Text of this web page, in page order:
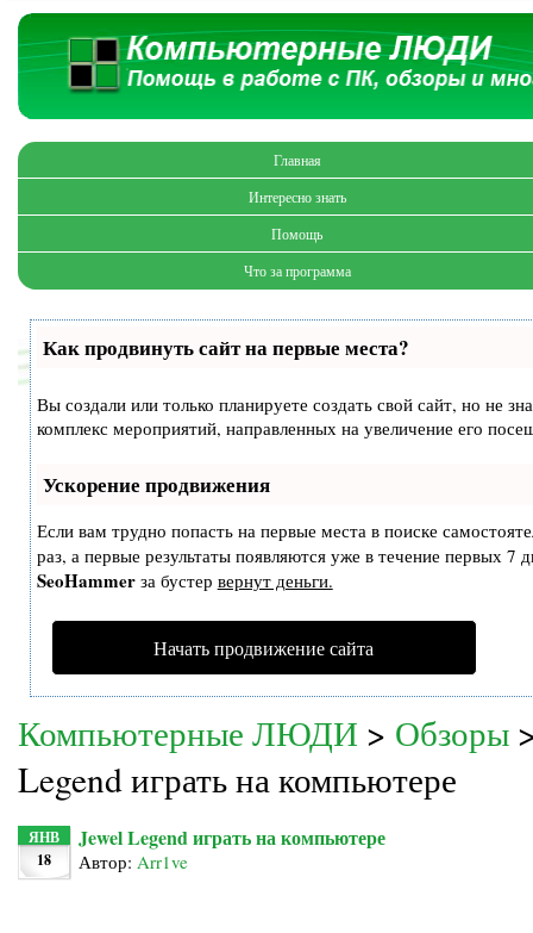
Главная
Интересно знать
Помощь
Что за программа
Как продвинуть сайт на первые места?
Вы создали или только планируете создать свой сайт, но не
комплекс мероприятий, направленных на увеличение его
Ускорение продвижения
Если вам трудно попасть на первые места в поиске
раз, а первые результаты появляются уже в течение первых
SeoHammerза бустер вернут деньги.
Начать продвижение сайта
Компьютерные ЛЮДИ > Обзоры
Legend играть на компьютере
ЯНВ
18
Jewel Legend играть на компьютере
Автор: Arr1ve